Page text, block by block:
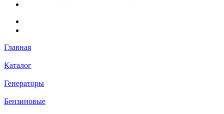
Главная
Каталог
Генераторы
Бензиновые